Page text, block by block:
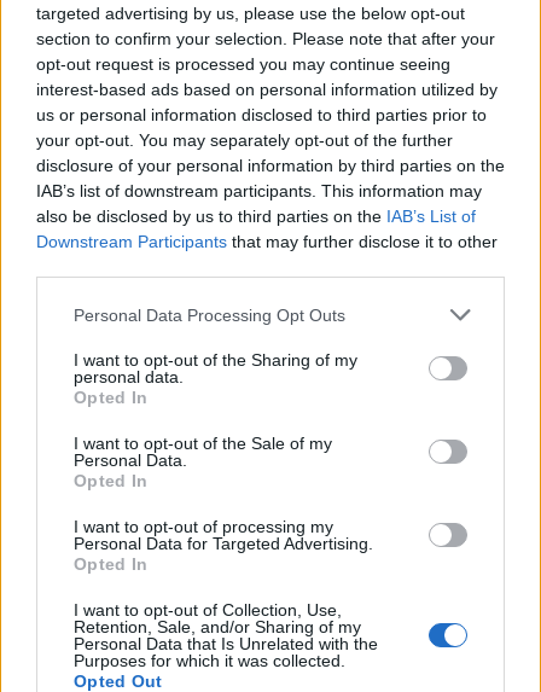
targeted advertising by us, please use the below opt-out
section to confirm your selection. Please note that after your
opt-out request is processed you may continue seeing
interest-based ads based on personal information utilized by
us or personal information disclosed to third parties prior to
your opt-out. You may separately opt-out of the further
disclosure of your personal information by third parties on the
IAB’s list of downstream participants. This information may
also be disclosed by us to third parties on the IAB’s List of
Downstream Participants that may further disclose it to other
Personal Data Processing Opt Outs
I want to opt-out of the Sharing of my
personal data.
Opted In
I want to opt-out of the Sale of my
Personal Data.
Opted In
I want to opt-out of processing my
Personal Data for Targeted Advertising.
Opted In
I want to opt-out of Collection, Use,
Retention, Sale, and/or Sharing of my
Personal Data that Is Unrelated with the
Purposes for which it was collected.
Opted Out
Ředitelé odborů i mluvčí se z ČIŽP rozhodli odejít z
vlastní vůle, řekl Straka
ČTK )
Diskuse: 1
Ředitel odboru vnitřních
služeb Matěj Mrlina, vedoucí
služebního úřadu Oldřich
Jarolím a tisková mluvčí Miriam
Loužecká končí na České
inspekci životního prostředí (ČIŽP) z vlastní iniciativy. Na dotaz ČTK
to napsal nový ředitel inspekce Pavel Straka (za Motoristy). O jejich
Podle něj tak končí dva z pěti ředitelů odborů na ČIŽP.
Veterináři v horku ošetřují více zvířat, ohrožení jsou psi
se zploštělým čumákem
6.8.2026 15:15 (ČTK)
Veterináři v současných
podle nich patří plemena psů s
krátkou lebkou a zploštělým
čumákem, jako jsou například mopsi nebo buldočci, starší jedinci a
vyhledávají veterinární ošetření nejčastěji kvůli přehřátí organismu,
dehydrataci nebo kolapsu. ČTK to sdělila viceprezidentka Komory
veterinárních lékařů ČR Kateřina Valdhans.